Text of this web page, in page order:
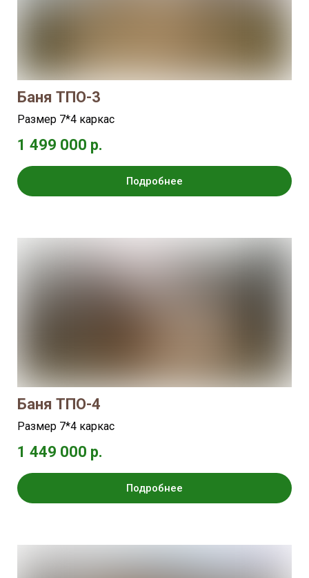
Баня ТПО-3
Размер 7*4 каркас
1 499 000 р.
Подробнее
Баня ТПО-4
Размер 7*4 каркас
1 449 000 р.
Подробнее